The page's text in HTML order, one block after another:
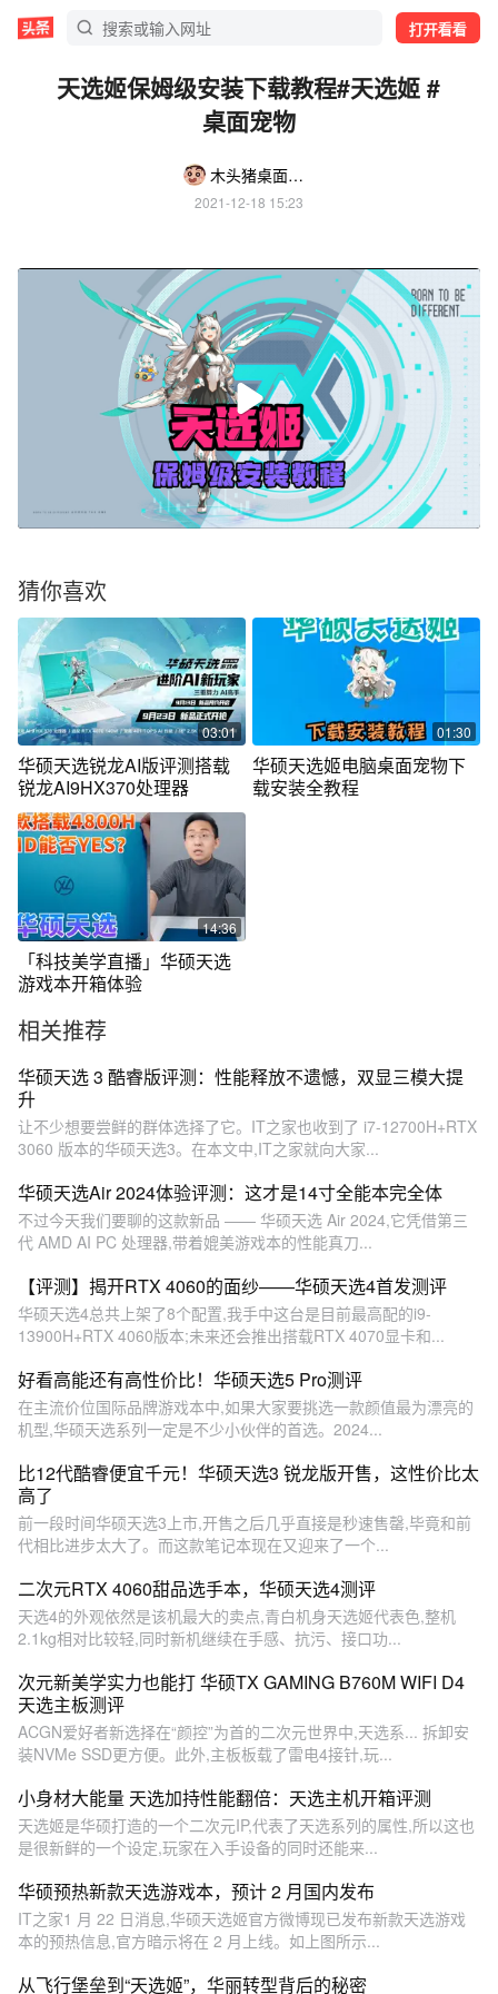
打开看看
天选姬保姆级安装下载教程#天选姬 #
桌面宠物
木头猪桌面美化
2021-12-18 15:23
猜你喜欢
03:01
华硕天选锐龙AI版评测搭载
锐龙AI9HX370处理器
01:30
华硕天选姬电脑桌面宠物下
载安装全教程
14:36
「科技美学直播」华硕天选
游戏本开箱体验
相关推荐
华硕天选 3 酷睿版评测：性能释放不遗憾，双显三模大提
升
让不少想要尝鲜的群体选择了它。IT之家也收到了 i7-12700H+RTX
3060 版本的华硕天选3。在本文中,IT之家就向大家...
华硕天选Air 2024体验评测：这才是14寸全能本完全体
不过今天我们要聊的这款新品 —— 华硕天选 Air 2024,它凭借第三
代 AMD AI PC 处理器,带着媲美游戏本的性能真刀...
【评测】揭开RTX 4060的面纱——华硕天选4首发测评
华硕天选4总共上架了8个配置,我手中这台是目前最高配的i9-
13900H+RTX 4060版本;未来还会推出搭载RTX 4070显卡和...
好看高能还有高性价比！华硕天选5 Pro测评
在主流价位国际品牌游戏本中,如果大家要挑选一款颜值最为漂亮的
机型,华硕天选系列一定是不少小伙伴的首选。2024...
比12代酷睿便宜千元！华硕天选3 锐龙版开售，这性价比太
高了
前一段时间华硕天选3上市,开售之后几乎直接是秒速售罄,毕竟和前
代相比进步太大了。而这款笔记本现在又迎来了一个...
二次元RTX 4060甜品选手本，华硕天选4测评
天选4的外观依然是该机最大的卖点,青白机身天选姬代表色,整机
2.1kg相对比较轻,同时新机继续在手感、抗污、接口功...
次元新美学实力也能打 华硕TX GAMING B760M WIFI D4
天选主板测评
ACGN爱好者新选择在“颜控”为首的二次元世界中,天选系... 拆卸安
装NVMe SSD更方便。此外,主板板载了雷电4接针,玩...
小身材大能量 天选加持性能翻倍：天选主机开箱评测
天选姬是华硕打造的一个二次元IP,代表了天选系列的属性,所以这也
是很新鲜的一个设定,玩家在入手设备的同时还能来...
华硕预热新款天选游戏本，预计 2 月国内发布
IT之家1 月 22 日消息,华硕天选姬官方微博现已发布新款天选游戏
本的预热信息,官方暗示将在 2 月上线。如上图所示...
从飞行堡垒到“天选姬”，华丽转型背后的秘密